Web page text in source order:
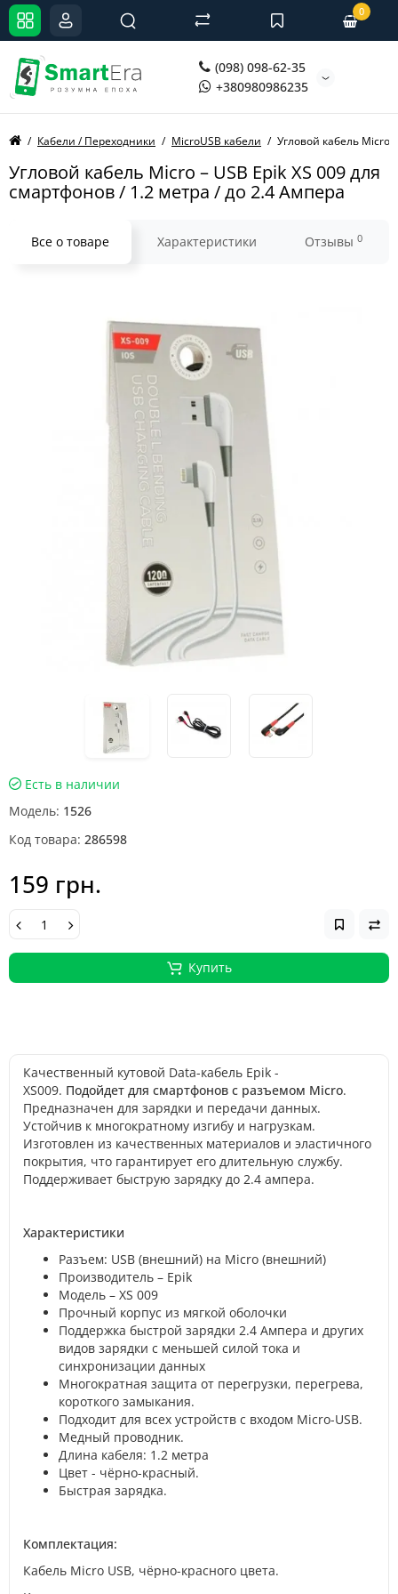
(098) 098-62-35
+380980986235
0
Кабели / Переходники MicroUSB кабели Угловой кабель Micro
Угловой кабель Micro – USB Epik XS 009 для
смартфонов / 1.2 метра / до 2.4 Ампера
Все о товаре Характеристики Отзывы 0
Есть в наличии
Модель: 1526
Код товара: 286598
159 грн.
Купить
Качественный кутовой Data-кабель Epik -
XS009. Подойдет для смартфонов с разъемом Micro.
Предназначен для зарядки и передачи данных.
Устойчив к многократному изгибу и нагрузкам.
Изготовлен из качественных материалов и эластичного
покрытия, что гарантирует его длительную службу.
Поддерживает быструю зарядку до 2.4 ампера.
Характеристики
Разъем: USB (внешний) на Micro (внешний)
Производитель – Epik
Модель – XS 009
Прочный корпус из мягкой оболочки
Поддержка быстрой зарядки 2.4 Ампера и других
видов зарядки с меньшей силой тока и
синхронизации данных
Многократная защита от перегрузки, перегрева,
короткого замыкания.
Подходит для всех устройств с входом Micro-USB.
Медный проводник.
Длина кабеля: 1.2 метра
Цвет - чёрно-красный.
Быстрая зарядка.
Комплектация:
Кабель Micro USB, чёрно-красного цвета.